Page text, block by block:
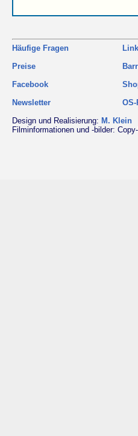
Häufige Fragen
Preise
Facebook
Newsletter
Design und Realisierung: M. Klein
Filminformationen und -bilder: